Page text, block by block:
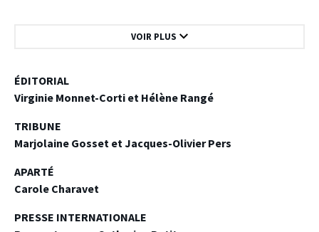
“Nos conceptions, apparemment si « évidentes »,
Le monde de Sophie (1991) de Jostein Gaarder, écrivain et
Vous souvenez-vous de ce succès littéraire inattendu de
génération à la philosophie et sans doute rafraîchi les idées
de bon nombre d’entre nous. Quel lien, me direz-vous, avec
phrase peut-être. Car nous le savons bien en tant que
VOIR PLUS
ÉDITORIAL
Virginie Monnet-Corti et Hélène Rangé
TRIBUNE
Marjolaine Gosset et Jacques-Olivier Pers
APARTÉ
Carole Charavet
PRESSE INTERNATIONALE